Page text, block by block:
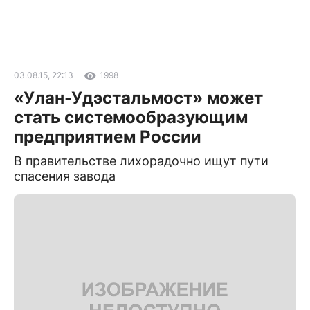
03.08.15, 22:13 1998
«Улан-Удэстальмост» может
стать системообразующим
предприятием России
В правительстве лихорадочно ищут пути
спасения завода